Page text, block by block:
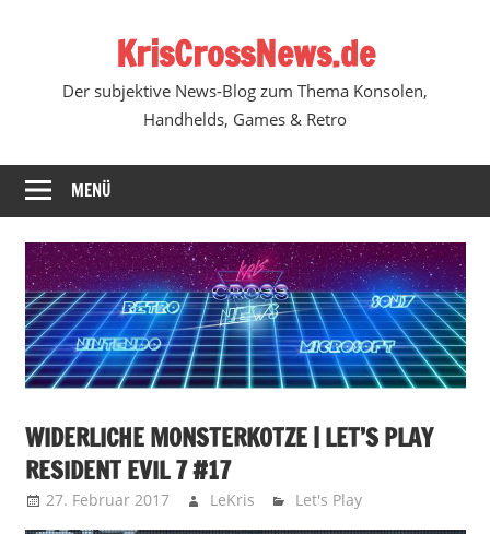
KrisCrossNews.de
Der subjektive News-Blog zum Thema Konsolen,
Handhelds, Games & Retro
MENÜ
WIDERLICHE MONSTERKOTZE | LET’S PLAY
RESIDENT EVIL 7 #17
27. Februar 2017 LeKris Let's Play